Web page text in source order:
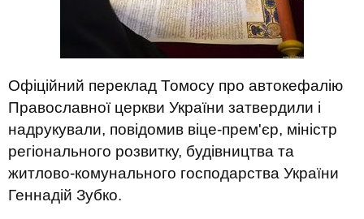
Офіційний переклад Томосу про автокефалію
Православної церкви України затвердили і
надрукували, повідомив віце-прем'єр, міністр
регіонального розвитку, будівництва та
житлово-комунального господарства України
Геннадій Зубко.